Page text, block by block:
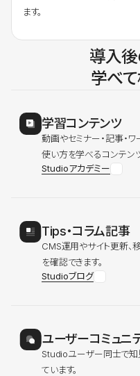
ます。
導入後
学べて
学習コンテンツ
動画やセミナー・記事・ワ
使い方を学べるコンテン
Studioアカデミー
Tips・コラム記事
CMS運用やサイト更新、
を確認できます。
Studioブログ
ユーザーコミュニ
Studioユーザー同士で知
ています。